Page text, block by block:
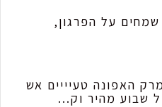
על הפרגון,
האפונה טעיייים אש
שבוע מהיר וק...